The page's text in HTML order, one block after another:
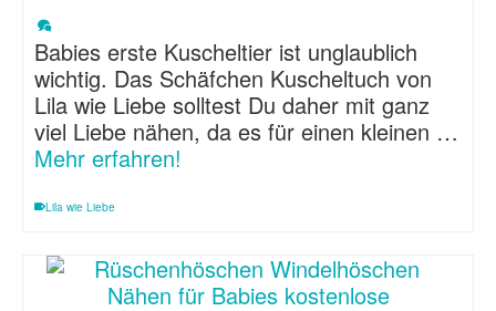
Babies erste Kuscheltier ist unglaublich
wichtig. Das Schäfchen Kuscheltuch von
Lila wie Liebe solltest Du daher mit ganz
viel Liebe nähen, da es für einen kleinen …
Mehr erfahren!
Lila wie Liebe